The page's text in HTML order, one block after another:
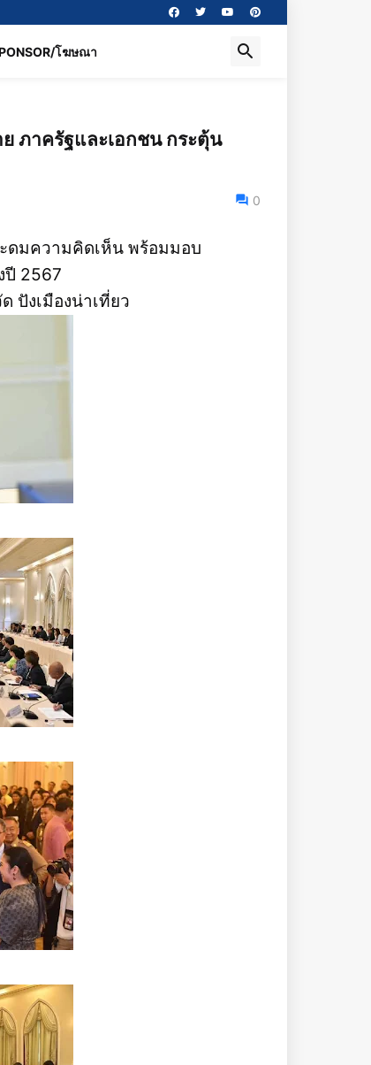
โฆษณา
ภาครัฐและเอกชน กระตุ้น
0
ดมความคิดเห็น พร้อมมอบ
ปี 2567
ปังเมืองน่าเที่ยว